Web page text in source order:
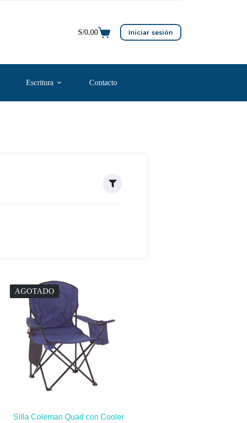
S/0.00 Iniciar sesión
Escritura Contacto
AGOTADO
Silla Coleman Quad con Cooler